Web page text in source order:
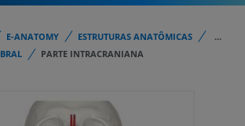
E-ANATOMY ESTRUTURAS ANATÔMICAS
...
PARTE INTRACRANIANA